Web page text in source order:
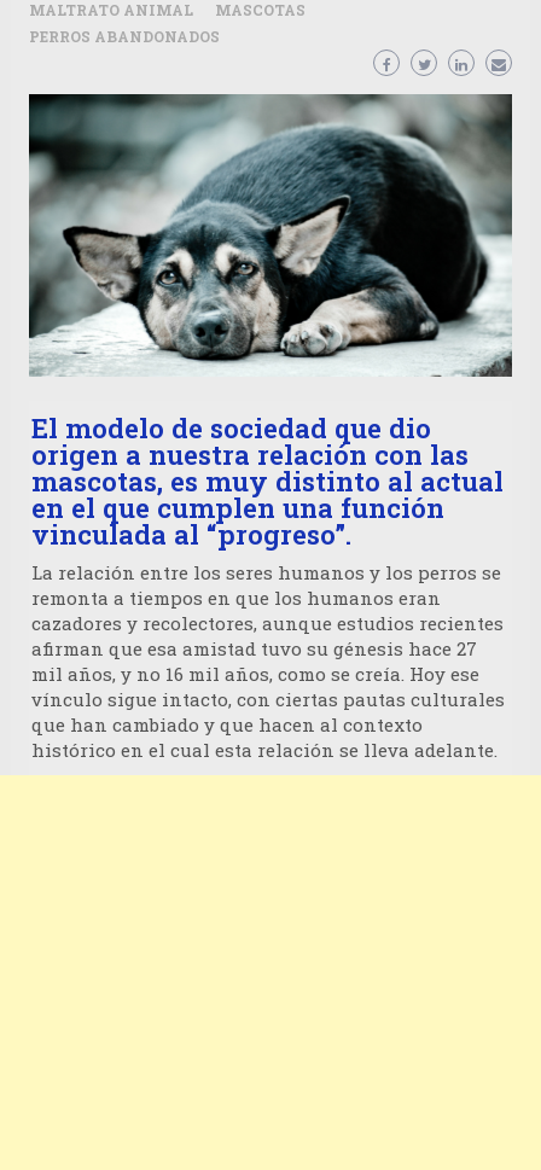
MALTRATO ANIMAL
MASCOTAS
PERROS ABANDONADOS
El modelo de sociedad que dio
origen a nuestra relación con las
mascotas, es muy distinto al actual
en el que cumplen una función
vinculada al “progreso”.
La relación entre los seres humanos y los perros se
remonta a tiempos en que los humanos eran
cazadores y recolectores, aunque estudios recientes
afirman que esa amistad tuvo su génesis hace 27
mil años, y no 16 mil años, como se creía. Hoy ese
vínculo sigue intacto, con ciertas pautas culturales
que han cambiado y que hacen al contexto
histórico en el cual esta relación se lleva adelante.